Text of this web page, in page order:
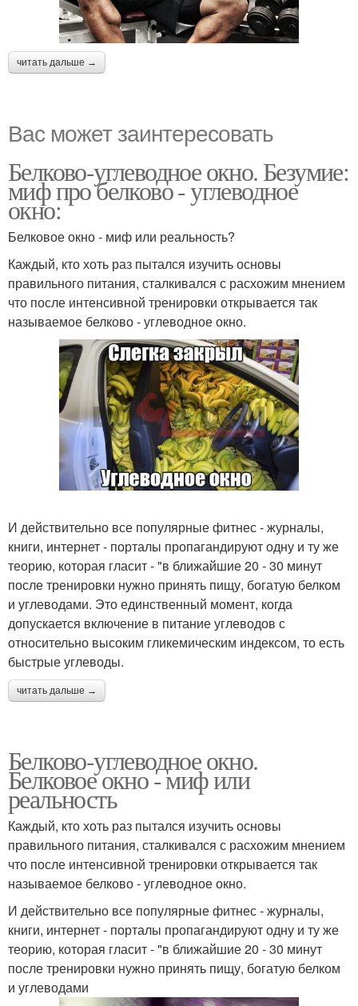
читать дальше →
Вас может заинтересовать
Белково-углеводное окно. Безумие:
миф про белково - углеводное
окно:
Белковое окно - миф или реальность?
Каждый, кто хоть раз пытался изучить основы
правильного питания, сталкивался с расхожим мнением
что после интенсивной тренировки открывается так
называемое белково - углеводное окно.
И действительно все популярные фитнес - журналы,
книги, интернет - порталы пропагандируют одну и ту же
теорию, которая гласит - "в ближайшие 20 - 30 минут
после тренировки нужно принять пищу, богатую белком
и углеводами. Это единственный момент, когда
допускается включение в питание углеводов с
относительно высоким гликемическим индексом, то есть
быстрые углеводы.
читать дальше →
Белково-углеводное окно.
Белковое окно - миф или
реальность
Каждый, кто хоть раз пытался изучить основы
правильного питания, сталкивался с расхожим мнением
что после интенсивной тренировки открывается так
называемое белково - углеводное окно.
И действительно все популярные фитнес - журналы,
книги, интернет - порталы пропагандируют одну и ту же
теорию, которая гласит - "в ближайшие 20 - 30 минут
после тренировки нужно принять пищу, богатую белком
и углеводами